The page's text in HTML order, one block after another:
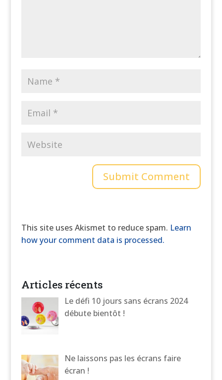
This site uses Akismet to reduce spam. Learn
how your comment data is processed.
Articles récents
Le défi 10 jours sans écrans 2024
débute bientôt !
Ne laissons pas les écrans faire
écran !